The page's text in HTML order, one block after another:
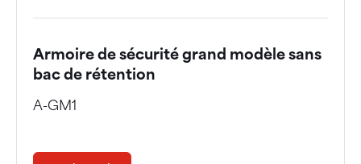
Armoire de sécurité grand modèle sans
bac de rétention
A-GM1